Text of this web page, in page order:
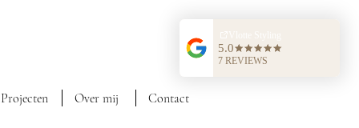
Projecten Over mij Contact